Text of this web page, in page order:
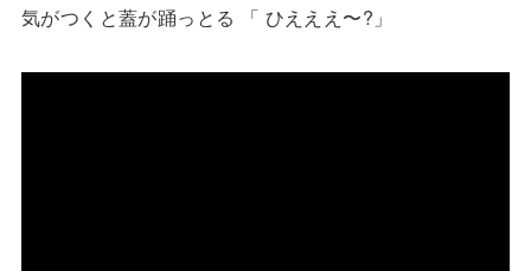
気がつくと蓋が踊っとる 「 ひえええ〜?」